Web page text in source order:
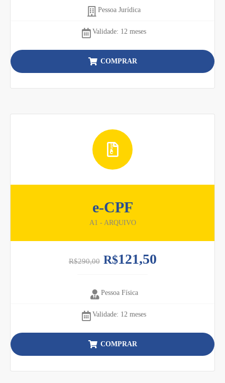
Pessoa Jurídica
Validade: 12 meses
COMPRAR
e-CPF
A1 - ARQUIVO
R$290,00 R$121,50
Pessoa Física
Validade: 12 meses
COMPRAR